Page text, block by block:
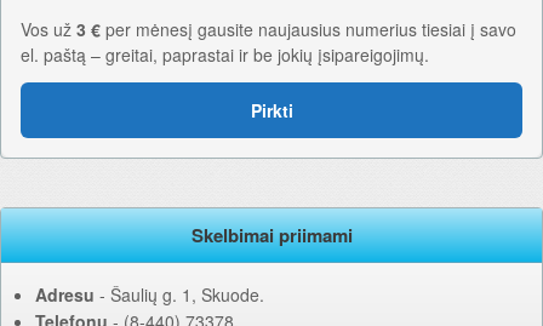
Vos už 3 € per mėnesį gausite naujausius numerius tiesiai į savo
el. paštą – greitai, paprastai ir be jokių įsipareigojimų.
Pirkti
Skelbimai priimami
Adresu ‐ Šaulių g. 1, Skuode.
Telefonu ‐ (8-440) 73378.